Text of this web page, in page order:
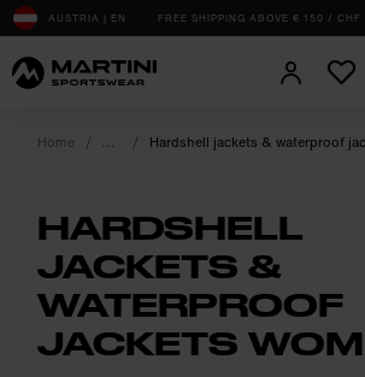
sr.Table Of Content
AUSTRIA | EN FREE SHIPPING ABOVE € 150 / CHF
Home Hardshell jackets & waterproof
HARDSHELL
JACKETS &
WATERPROOF
JACKETS